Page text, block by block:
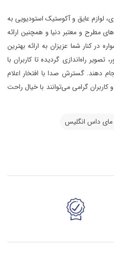
لوازم عایق و آکوستیک استودیویی به
15 ساله خود با ارائه محصولات و برندهای مطرح و معتبر دنیا و همچنین ارائه
کنار شما عزیزان به ارائه بهترین
راه‌اندازی گردیده تا کاربران با
دهند. گسترش صدا با افتخار اعلام
در اختیار داشته و کاربران گرامی می‌توانند با خیال راحت
مای داس انگلیس
پشتیبانی حرفه ای کلیه کالای سایت